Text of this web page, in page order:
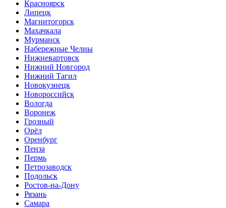
Красноярск
Липецк
Магнитогорск
Махачкала
Мурманск
Набережные Челны
Нижневартовск
Нижний Новгород
Нижний Тагил
Новокузнецк
Новороссийск
Вологда
Воронеж
Грозный
Орёл
Оренбург
Пенза
Пермь
Петрозаводск
Подольск
Ростов-на-Дону
Рязань
Самара